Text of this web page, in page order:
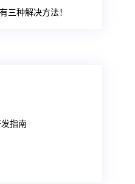
三种解决方法！
指南